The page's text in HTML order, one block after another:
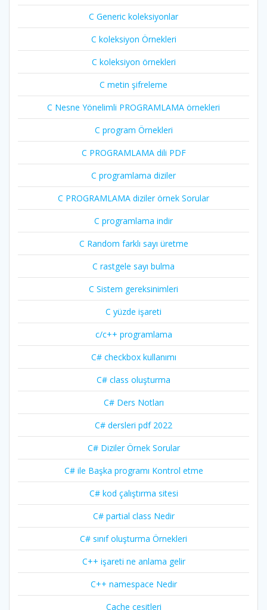
C Generic koleksiyonlar
C koleksiyon Örnekleri
C koleksiyon örnekleri
C metin şifreleme
C Nesne Yönelimli PROGRAMLAMA örnekleri
C program Örnekleri
C PROGRAMLAMA dili PDF
C programlama diziler
C PROGRAMLAMA diziler örnek Sorular
C programlama indir
C Random farklı sayı üretme
C rastgele sayı bulma
C Sistem gereksinimleri
C yüzde işareti
c/c++ programlama
C# checkbox kullanımı
C# class oluşturma
C# Ders Notları
C# dersleri pdf 2022
C# Diziler Örnek Sorular
C# ile Başka programı Kontrol etme
C# kod çalıştırma sitesi
C# partial class Nedir
C# sınıf oluşturma Örnekleri
C++ işareti ne anlama gelir
C++ namespace Nedir
Cache çeşitleri